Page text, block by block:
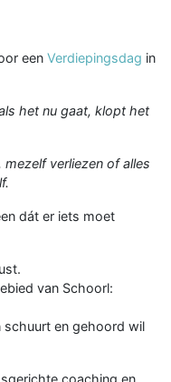
een Verdiepingsdag in
het nu gaat, klopt het
verliezen of alles
dát er iets moet
van Schoorl:
schuurt en gehoord wil
coaching en